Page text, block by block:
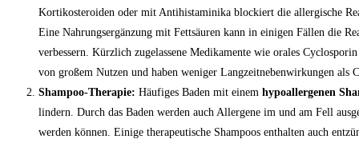
Kortikosteroiden oder mit Antihistaminika blockiert die allergische
Eine Nahrungsergänzung mit Fettsäuren kann in einigen Fällen die
verbessern. Kürzlich zugelassene Medikamente wie orales
von großem Nutzen und haben weniger Langzeitnebenwirkungen als
Shampoo-Therapie: Häufiges Baden mit einem hypoallergenen
lindern. Durch das Baden werden auch Allergene im und am Fell
werden können. Einige therapeutische Shampoos enthalten auch